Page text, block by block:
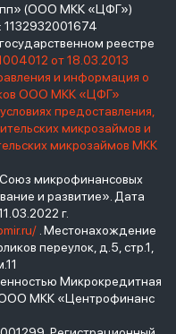
(ООО МКК «ЦФГ»)
реестре
от 18.03.2013
и информация о
ООО МКК «ЦФГ»
предоставления,
микрозаймов и
микрозаймов МКК
микрофинансовых
и развитие». Дата
г.
. Местонахождение
переулок, д.5, стр.1,
Микрокредитная
МКК «Центрофинанс